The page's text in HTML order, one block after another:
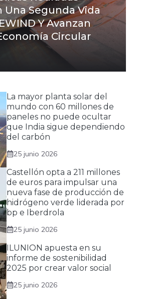
Una Segunda Vida
Y Avanzan
Circular
La mayor planta solar del
mundo con 60 millones de
paneles no puede ocultar
que India sigue dependiendo
del carbón
25 junio 2026
Castellón opta a 211 millones
de euros para impulsar una
nueva fase de producción de
hidrógeno verde liderada por
bp e Iberdrola
25 junio 2026
ILUNION apuesta en su
informe de sostenibilidad
2025 por crear valor social
25 junio 2026